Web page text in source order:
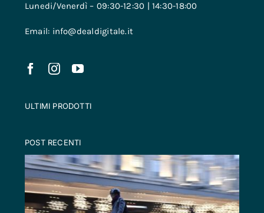
Lunedi/Venerdì – 09:30-12:30 | 14:30-18:00
Email: info@dealdigitale.it
ULTIMI PRODOTTI
POST RECENTI